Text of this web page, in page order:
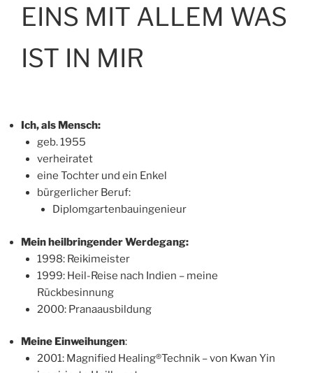
EINS MIT ALLEM WAS
IST IN MIR
Ich, als Mensch:
geb. 1955
verheiratet
eine Tochter und ein Enkel
bürgerlicher Beruf:
Diplomgartenbauingenieur
Mein heilbringender Werdegang:
1998: Reikimeister
1999: Heil-Reise nach Indien – meine
Rückbesinnung
2000: Pranaausbildung
Meine Einweihungen:
2001: Magnified Healing®Technik – von Kwan Yin